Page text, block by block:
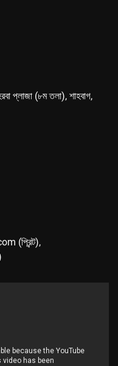
প্লাজা (৮ম তলা), শাহবাগ,
(প্রিন্ট),